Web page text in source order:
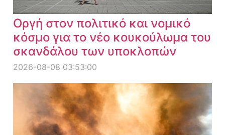
Οργή στον πολιτικό και νομικό
κόσμο για το νέο κουκούλωμα του
σκανδάλου των υποκλοπών
2026-08-08 03:53:00